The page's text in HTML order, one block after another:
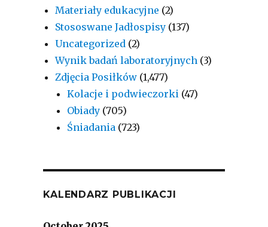
Materiały edukacyjne (2)
Stososwane Jadłospisy (137)
Uncategorized (2)
Wynik badań laboratoryjnych (3)
Zdjęcia Posiłków (1,477)
Kolacje i podwieczorki (47)
Obiady (705)
Śniadania (723)
KALENDARZ PUBLIKACJI